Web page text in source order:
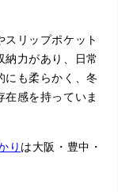
リップポケット
納力があり、日常
にも柔らかく、冬
感を持っていま
り は大阪・豊中・